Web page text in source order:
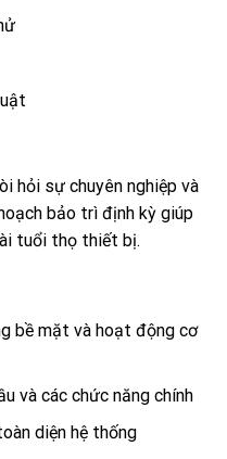
hỏi sự chuyên nghiệp và
bảo trì định kỳ giúp
tuổi thọ thiết bị.
bề mặt và hoạt động cơ
và các chức năng chính
diện hệ thống